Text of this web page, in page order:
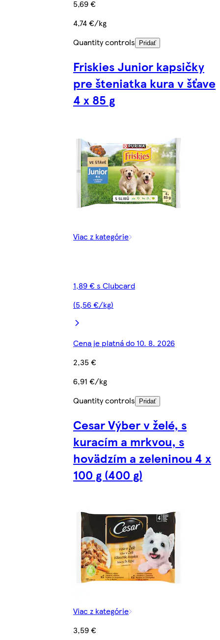
5,69 €
4,74 €/kg
Quantity controls
Pridať
Friskies Junior kapsičky
pre šteniatka kura v šťave
4 x 85 g
Viac z kategórie
1,89 € s Clubcard
(5,56 €/kg)
Cena je platná do 10. 8. 2026
2,35 €
6,91 €/kg
Quantity controls
Pridať
Cesar Výber v želé, s
kuracím a mrkvou, s
hovädzím a zeleninou 4 x
100 g (400 g)
Viac z kategórie
3,59 €